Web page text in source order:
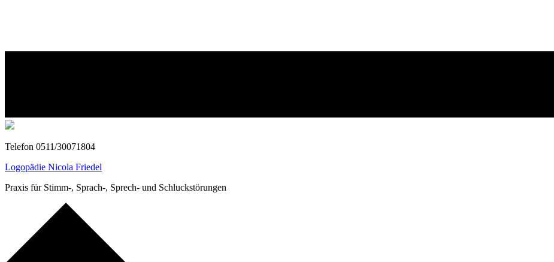
Telefon 0511/30071804
Logopädie Nicola Friedel
Praxis für Stimm-, Sprach-, Sprech- und Schluckstörungen